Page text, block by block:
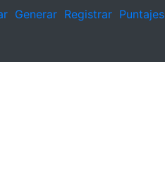
Generar Registrar Puntajes